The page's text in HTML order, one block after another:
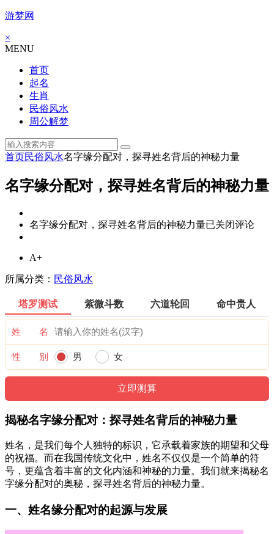
游梦网
×
MENU
首页
起名
生肖
民俗风水
周公解梦
首页民俗风水名字缘分配对，探寻姓名背后的神秘力量
名字缘分配对，探寻姓名背后的神秘力量
名字缘分配对，探寻姓名背后的神秘力量已关闭评论
A+
所属分类： 民俗风水
塔罗测试 紫微斗数 六道轮回 命中贵人
姓 名
性 别 男 女
揭秘名字缘分配对：探寻姓名背后的神秘力量
姓名，是我们每个人独特的标识，它承载着家族的期望和父母
的祝福。而在我国传统文化中，姓名不仅仅是一个简单的符
号，更蕴含着丰富的文化内涵和神秘的力量。我们就来揭秘名
字缘分配对的奥秘，探寻姓名背后的神秘力量。
一、姓名缘分配对的起源与发展